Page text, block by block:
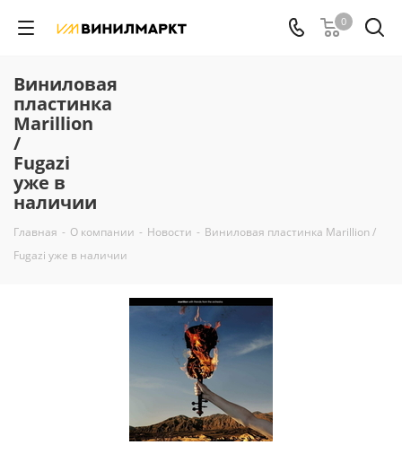
0
Виниловая
пластинка
Marillion
/
Fugazi
уже в
наличии
Главная - О компании - Новости - Виниловая пластинка Marillion /
Fugazi уже в наличии